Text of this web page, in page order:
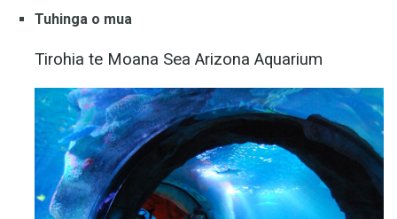
Tuhinga o mua
Tirohia te Moana Sea Arizona Aquarium